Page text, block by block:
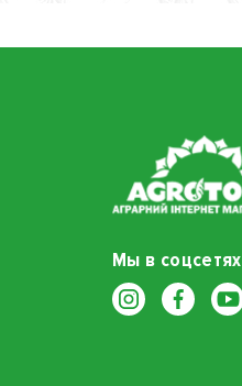
Мы в соцсетях